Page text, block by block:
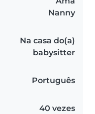
Nanny
Na casa do(a)
babysitter
Português
40 vezes